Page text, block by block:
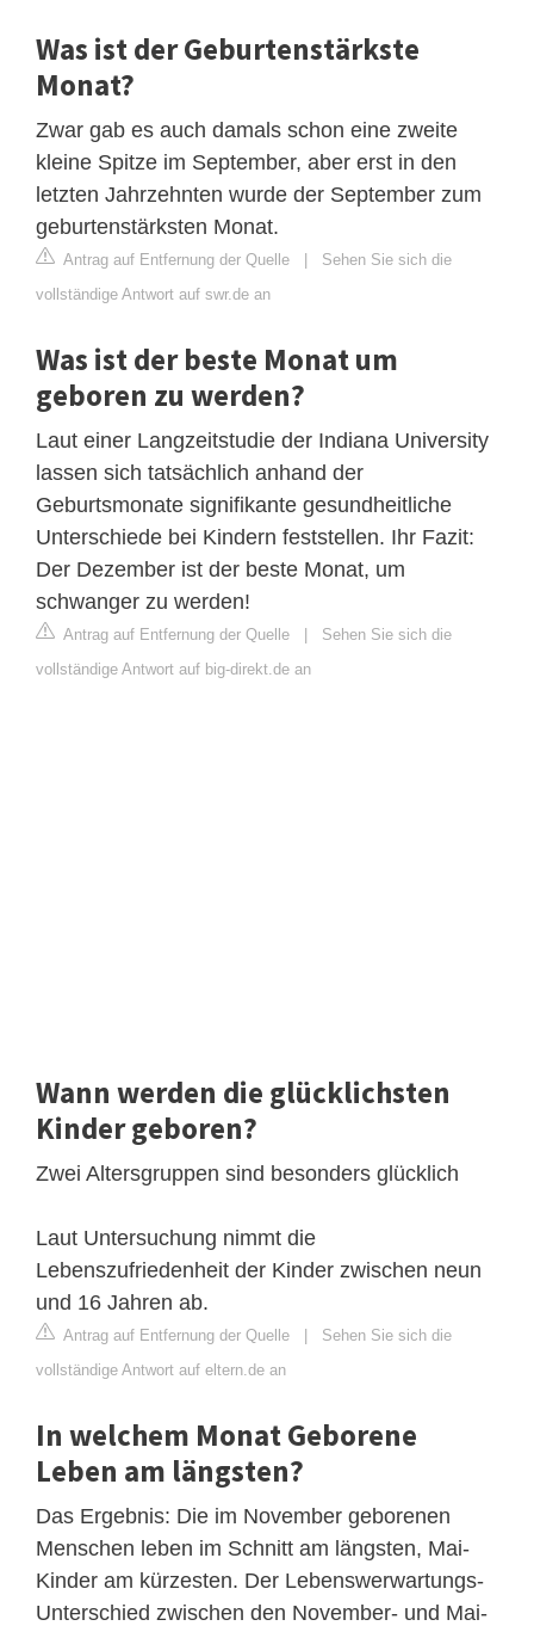
Was ist der Geburtenstärkste
Monat?
Zwar gab es auch damals schon eine zweite
kleine Spitze im September, aber erst in den
letzten Jahrzehnten wurde der September zum
geburtenstärksten Monat.
Antrag auf Entfernung der Quelle | Sehen Sie sich die
vollständige Antwort auf swr.de an
Was ist der beste Monat um
geboren zu werden?
Laut einer Langzeitstudie der Indiana University
lassen sich tatsächlich anhand der
Geburtsmonate signifikante gesundheitliche
Unterschiede bei Kindern feststellen. Ihr Fazit:
Der Dezember ist der beste Monat, um
schwanger zu werden!
Antrag auf Entfernung der Quelle | Sehen Sie sich die
vollständige Antwort auf big-direkt.de an
Wann werden die glücklichsten
Kinder geboren?
Zwei Altersgruppen sind besonders glücklich
Laut Untersuchung nimmt die
Lebenszufriedenheit der Kinder zwischen neun
und 16 Jahren ab.
Antrag auf Entfernung der Quelle | Sehen Sie sich die
vollständige Antwort auf eltern.de an
In welchem Monat Geborene
Leben am längsten?
Das Ergebnis: Die im November geborenen
Menschen leben im Schnitt am längsten, Mai-
Kinder am kürzesten. Der Lebenswerwartungs-
Unterschied zwischen den November- und Mai-